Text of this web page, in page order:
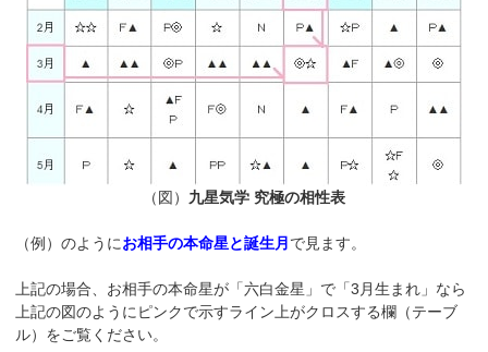
（図） 九星気学 究極の相性表
（例）のようにお相手の本命星と誕生月 で見ます。
上記の場合、お相手の本命星が「六白金星」で「3月生まれ」なら
上記の図のようにピンクで示すライン上がクロスする欄（テーブ
ル）をご覧ください。